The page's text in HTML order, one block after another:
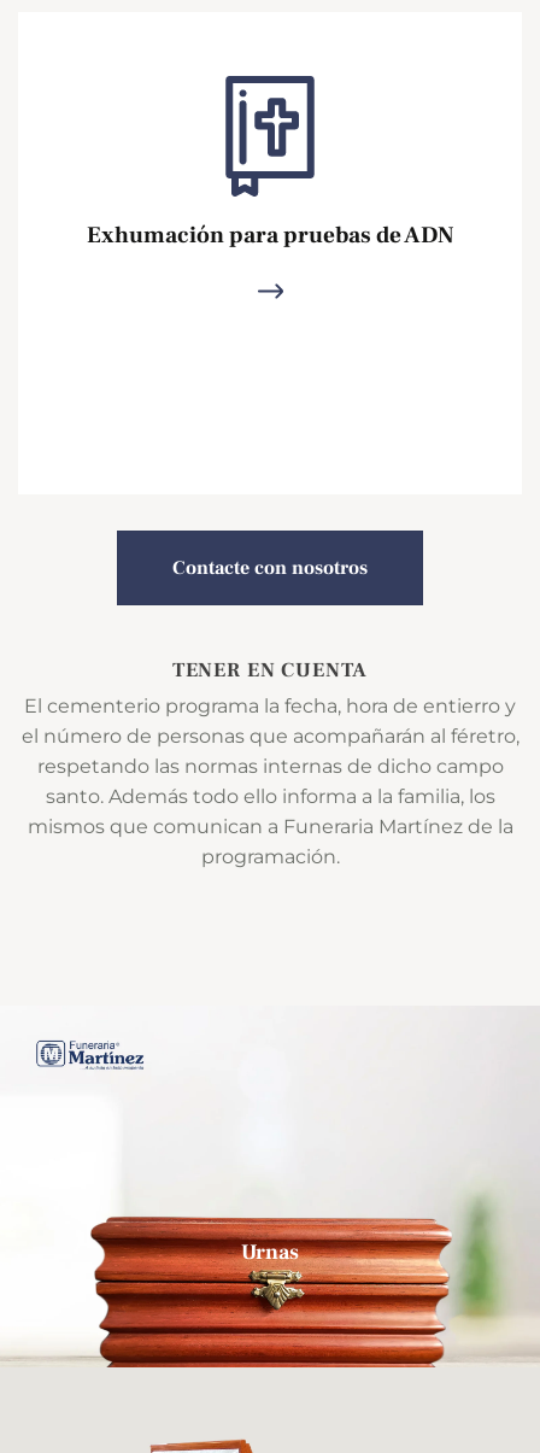
Exhumación para pruebas de ADN
Contacte con nosotros
TENER EN CUENTA
El cementerio programa la fecha, hora de entierro y
el número de personas que acompañarán al féretro,
respetando las normas internas de dicho campo
santo. Además todo ello informa a la familia, los
mismos que comunican a Funeraria Martínez de la
programación.
Urnas